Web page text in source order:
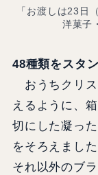
「お渡しは23日
洋菓子
48種類をスタ
おうちクリス
えるように、
切にした凝っ
をそろえまし
それ以外のブ